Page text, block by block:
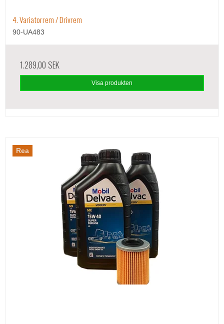
4. Variatorrem / Drivrem
90-UA483
1.289,00 SEK
Visa produkten
Rea